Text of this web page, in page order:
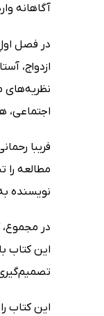
آگاهانه
در فصل
ازدواج،
نظریه‌های
اجتماعی،
فریبا
مطالعه را
نویسنده
در مجموع،
این کتاب
این کتاب